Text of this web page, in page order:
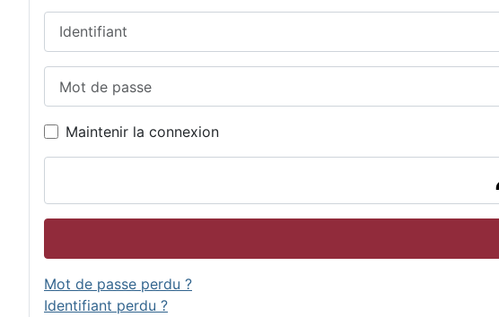
Maintenir la connexion
Mot de passe perdu ?
Identifiant perdu ?